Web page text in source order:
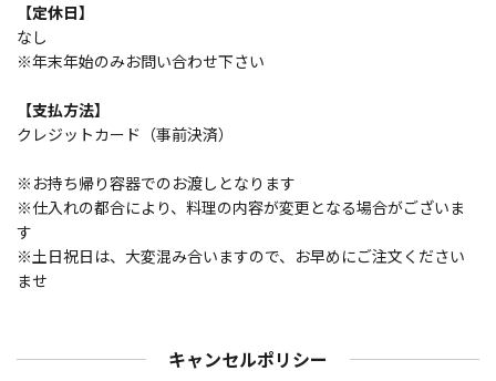
【定休日】
なし
※年末年始のみお問い合わせ下さい
【支払方法】
クレジットカード（事前決済）
※お持ち帰り容器でのお渡しとなります
※仕入れの都合により、料理の内容が変更となる場合がございま
す
※土日祝日は、大変混み合いますので、お早めにご注文ください
ませ
キャンセルポリシー